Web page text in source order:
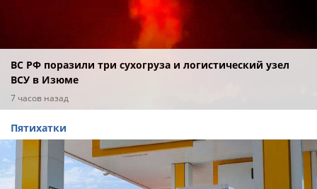
ВС РФ поразили три сухогруза и логистический узел
ВСУ в Изюме
7 часов назад
Пятихатки